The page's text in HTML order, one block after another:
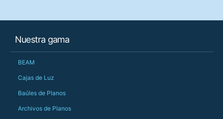
Nuestra gama
BEAM
Cajas de Luz
Baúles de Planos
Archivos de Planos